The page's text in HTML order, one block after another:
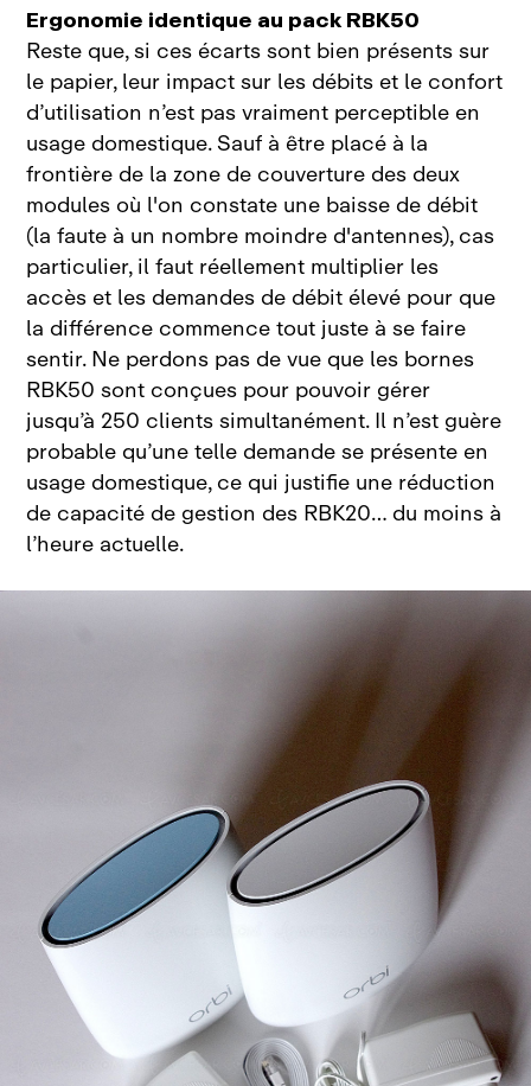
Ergonomie identique au pack RBK50
Reste que, si ces écarts sont bien présents sur
le papier, leur impact sur les débits et le confort
d’utilisation n’est pas vraiment perceptible en
usage domestique. Sauf à être placé à la
frontière de la zone de couverture des deux
modules où l'on constate une baisse de débit
(la faute à un nombre moindre d'antennes), cas
particulier, il faut réellement multiplier les
accès et les demandes de débit élevé pour que
la différence commence tout juste à se faire
sentir. Ne perdons pas de vue que les bornes
RBK50 sont conçues pour pouvoir gérer
jusqu’à 250 clients simultanément. Il n’est guère
probable qu’une telle demande se présente en
usage domestique, ce qui justifie une réduction
de capacité de gestion des RBK20… du moins à
l’heure actuelle.